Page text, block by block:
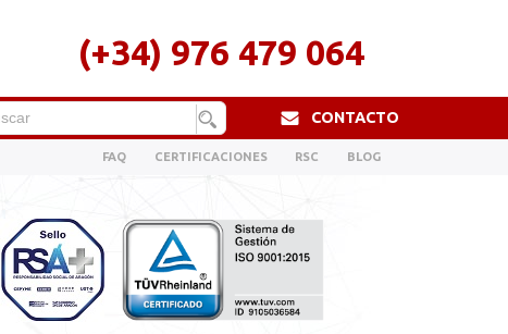
(+34) 976 479 064
CONTACTO
FAQ CERTIFICACIONES RSC BLOG